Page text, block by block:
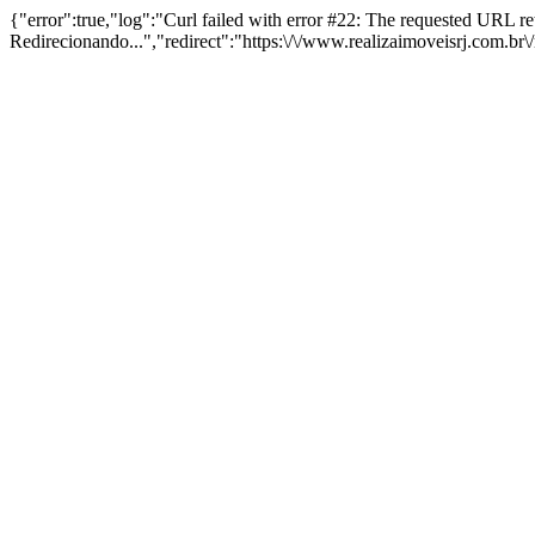
{"error":true,"log":"Curl failed with error #22: The requested URL
Redirecionando...","redirect":"https:\/\/